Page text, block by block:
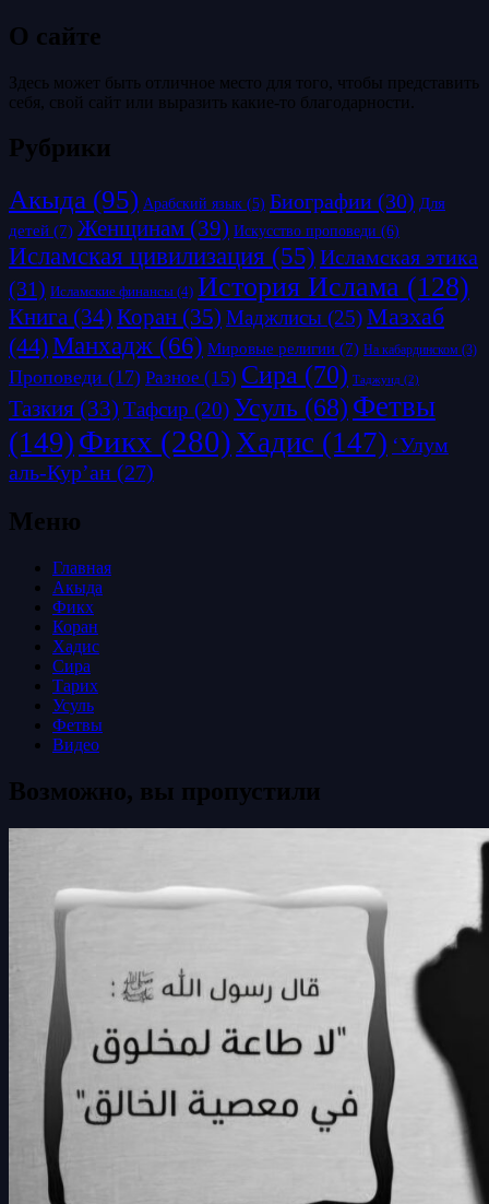
О сайте
Здесь может быть отличное место для того, чтобы представить
себя, свой сайт или выразить какие-то благодарности.
Рубрики
Акыда (95) Арабский язык (5) Биографии (30) Для
детей (7) Женщинам (39) Искусство проповеди (6)
Исламская цивилизация (55) Исламская этика
(31) Исламские финансы (4) История Ислама (128)
Книга (34) Коран (35) Маджлисы (25)Мазхаб
(44)Манхадж (66) Мировые религии (7) На кабардинском (3)
Проповеди (17) Разное (15) Сира (70) Таджуид (2)
Тазкия (33) Тафсир (20)Усуль (68) Фетвы
(149) Фикх (280)Хадис (147) ‘Улум
аль-Кур’ан (27)
Меню
Главная
Акыда
Фикх
Коран
Хадис
Сира
Тарих
Усуль
Фетвы
Видео
Возможно, вы пропустили